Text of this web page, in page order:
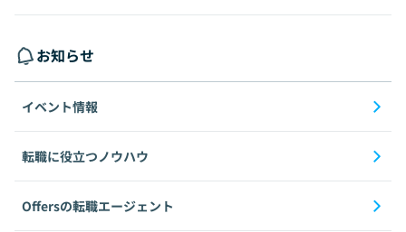
お知らせ
イベント情報
転職に役立つノウハウ
Offersの転職エージェント